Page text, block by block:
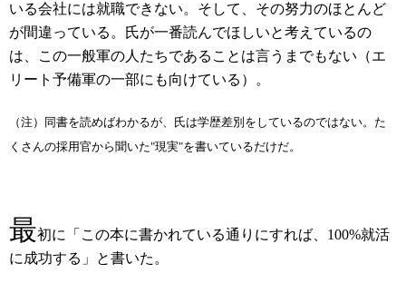
いる会社には就職できない。そして、その努力のほとんど
が間違っている。氏が一番読んでほしいと考えているの
は、この一般軍の人たちであることは言うまでもない（エ
リート予備軍の一部にも向けている）。
（注）同書を読めばわかるが、氏は学歴差別をしているのではない。た
くさんの採用官から聞いた"現実"を書いているだけだ。
最初に「この本に書かれている通りにすれば、100%就活
に成功する」と書いた。